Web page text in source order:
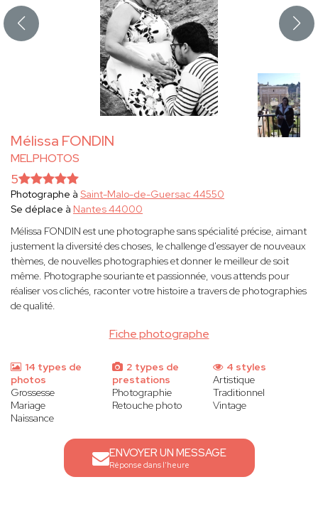
Mélissa FONDIN
MELPHOTOS
Fiche photographe
5
Photographe à Saint-Malo-de-Guersac 44550
Se déplace à Nantes 44000
Mélissa FONDIN est une photographe sans spécialité précise, aimant
justement la diversité des choses, le challenge d'essayer de nouveaux
thèmes, de nouvelles photographies et donner le meilleur de soit
même. Photographe souriante et passionnée, vous attends pour
réaliser vos clichés, raconter votre histoire a travers de photographies
de qualité.
14 types de
photos
Grossesse
Mariage
Naissance
2 types de
prestations
Photographie
Retouche photo
4 styles
Artistique
Traditionnel
Vintage
ENVOYER UN MESSAGE
Réponse dans l'heure